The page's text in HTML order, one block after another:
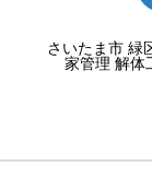
さいたま市
家管理 解体